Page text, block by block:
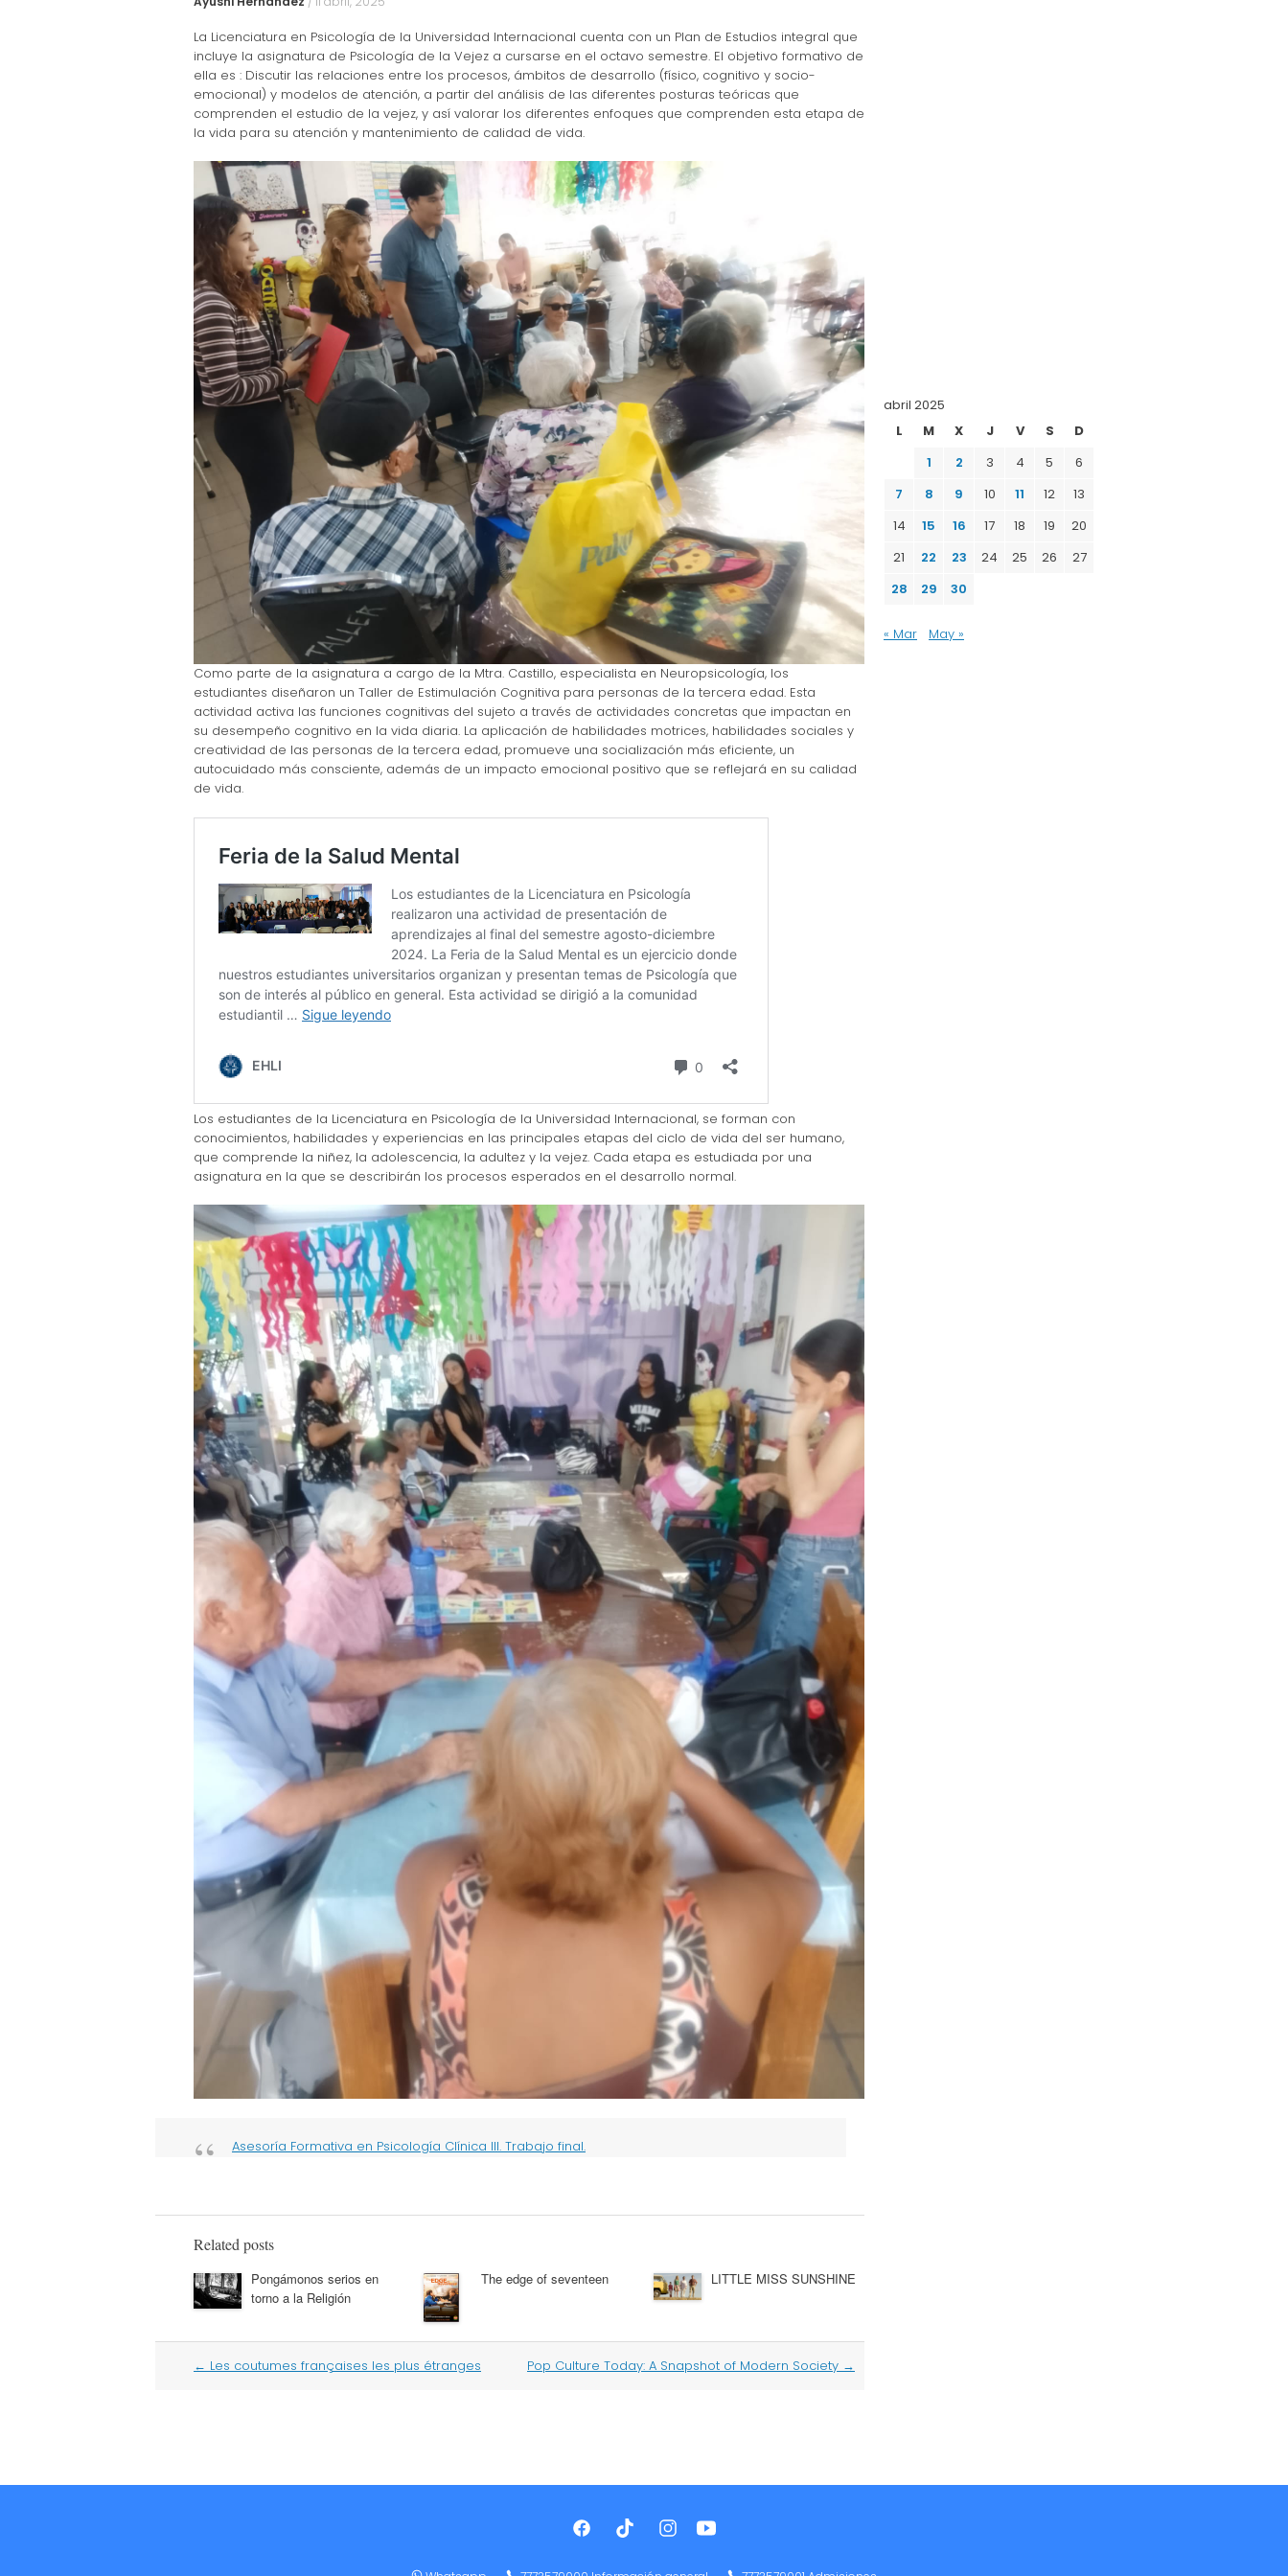
La Licenciatura en Psicología de la Universidad Internacional cuenta con un Plan de Estudios integral que
incluye la asignatura de Psicología de la Vejez a cursarse en el octavo semestre. El objetivo formativo de
ella es : Discutir las relaciones entre los procesos, ámbitos de desarrollo (físico, cognitivo y socio-
emocional) y modelos de atención, a partir del análisis de las diferentes posturas teóricas que
comprenden el estudio de la vejez, y así valorar los diferentes enfoques que comprenden esta etapa de
la vida para su atención y mantenimiento de calidad de vida.
Como parte de la asignatura a cargo de la Mtra. Castillo, especialista en Neuropsicología, los
estudiantes diseñaron un Taller de Estimulación Cognitiva para personas de la tercera edad. Esta
actividad activa las funciones cognitivas del sujeto a través de actividades concretas que impactan en
su desempeño cognitivo en la vida diaria. La aplicación de habilidades motrices, habilidades sociales y
creatividad de las personas de la tercera edad, promueve una socialización más eficiente, un
autocuidado más consciente, además de un impacto emocional positivo que se reflejará en su calidad
de vida.
Los estudiantes de la Licenciatura en Psicología de la Universidad Internacional, se forman con
conocimientos, habilidades y experiencias en las principales etapas del ciclo de vida del ser humano,
que comprende la niñez, la adolescencia, la adultez y la vejez. Cada etapa es estudiada por una
asignatura en la que se describirán los procesos esperados en el desarrollo normal.
Asesoría Formativa en Psicología Clínica III. Trabajo final.
Related posts
Pongámonos serios en
torno a la Religión
The edge of seventeen LITTLE MISS SUNSHINE
Post
← Les coutumes françaises les plus étranges Pop Culture Today: A Snapshot of Modern Society →
abril 2025
L
M X J V S
D
1
2 3 4 5
6
7
8 9 10 11 12
13
14
15 16 17 18 19
20
21
22 23 24 25 26
27
28
29 30
« Mar May »